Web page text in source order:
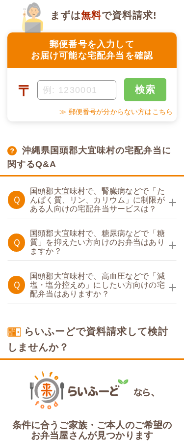
郵便番号を入力して
お届け可能な宅配弁当を確認
まずは無料で資料請求!
〒 検索
≫ 郵便番号が分からない方はこちら
沖縄県国頭郡大宜味村の宅配弁当に
関するQ&A
Ｑ
国頭郡大宜味村で、腎臓病などで「た
んぱく質、リン、カリウム」に制限が
ある人向けの宅配弁当サービスは？
Ｑ
国頭郡大宜味村で、糖尿病などで「糖
質」を抑えたい方向けのお弁当はあり
ますか？
Ｑ
国頭郡大宜味村で、高血圧などで「減
塩・塩分控えめ」にしたい方向けの宅
配弁当はありますか？
らいふーどで資料請求して検討
しませんか？
条件に合うご家族・ご本人のご希望の
お弁当屋さんが見つかります